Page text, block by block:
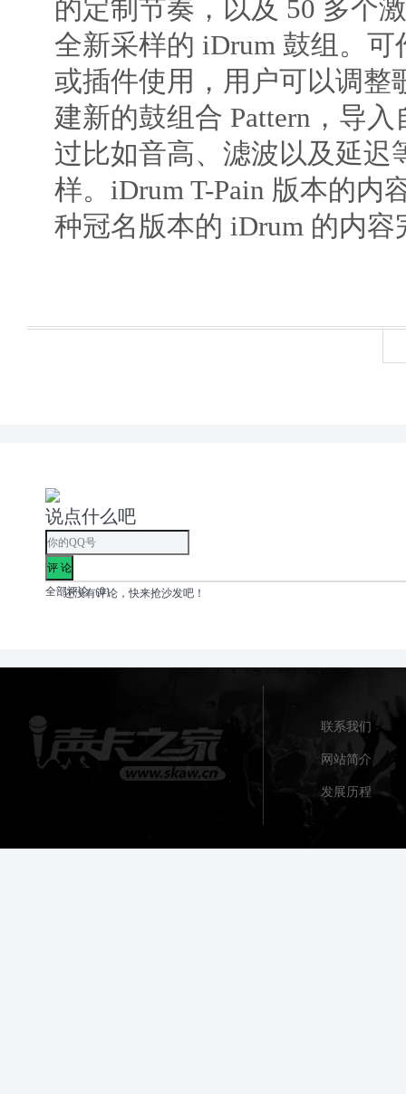
的定制节奏，以及 50 多个
全新采样的 iDrum 鼓组。
或插件使用，用户可以调整
建新的鼓组合 Pattern，导
过比如音高、滤波以及延迟
样。iDrum T-Pain 版本的内
种冠名版本的 iDrum 的内容
说点什么吧
全部评论（0）
还没有评论，快来抢沙发吧！
联系我们
网站简介
发展历程